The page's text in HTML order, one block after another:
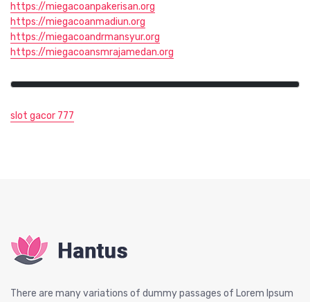
https://miegacoanpakerisan.org
https://miegacoanmadiun.org
https://miegacoandrmansyur.org
https://miegacoansmrajamedan.org
slot gacor 777
There are many variations of dummy passages of Lorem Ipsum